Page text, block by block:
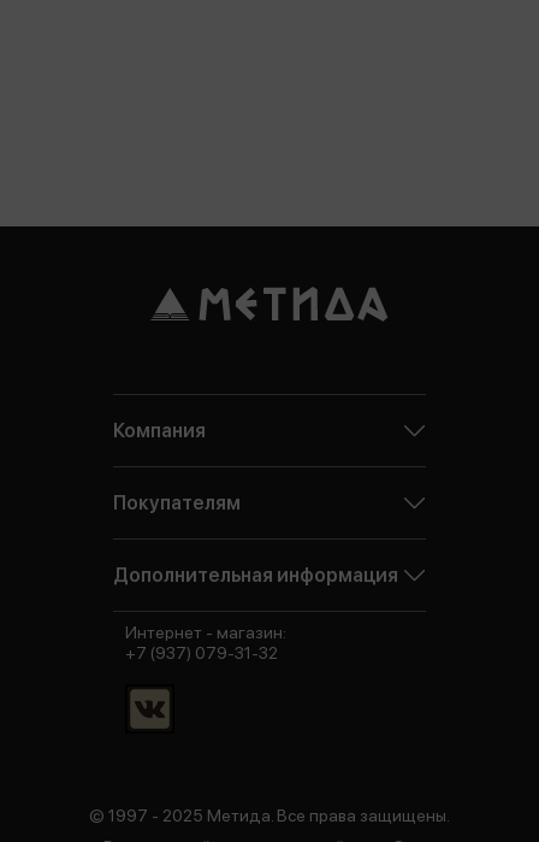
Компания
Покупателям
Дополнительная информация
© 1997 - 2025 Метида. Все права защищены.
Интернет - магазин:
+7 (937) 079-31-32